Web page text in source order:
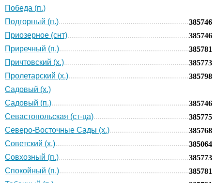
Победа (п.)
Подгорный (п.)
385746
Приозерное (снт)
385746
Приречный (п.)
385781
Причтовский (х.)
385773
Пролетарский (х.)
385798
Садовый (х.)
Садовый (п.)
385746
Севастопольская (ст-ца)
385775
Северо-Восточные Сады (х.)
385768
Советский (х.)
385064
Совхозный (п.)
385773
Спокойный (п.)
385781